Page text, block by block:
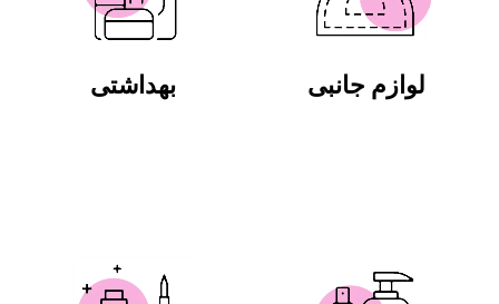
لوازم جانبی بهداشتی